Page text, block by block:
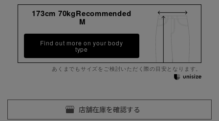
173cm 70kgRecommended
M
Find out more on your body
type
あくまでもサイズをご検討いただく際の目安となります。